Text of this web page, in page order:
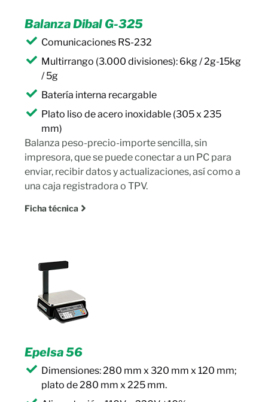
Balanza Dibal G-325
Comunicaciones RS-232
Multirrango (3.000 divisiones): 6kg / 2g-15kg
/ 5g
Batería interna recargable
Plato liso de acero inoxidable (305 x 235
mm)
Balanza peso-precio-importe sencilla, sin
impresora, que se puede conectar a un PC para
enviar, recibir datos y actualizaciones, así como a
una caja registradora o TPV.
Ficha técnica
Epelsa 56
Dimensiones: 280 mm x 320 mm x 120 mm;
plato de 280 mm x 225 mm.